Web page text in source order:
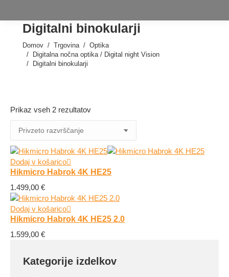
Digitalni binokularji
Tukaj ste:
Domov Trgovina
Optika
Digitalna nočna optika / Digital night Vision
Digitalni binokularji
Prikaz vseh 2 rezultatov
Dodaj v košarico
Hikmicro Habrok 4K HE25
1.499,00 €
Dodaj v košarico
Hikmicro Habrok 4K HE25 2.0
1.599,00 €
Kategorije izdelkov